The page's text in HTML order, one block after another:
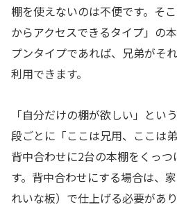
棚を使えないのは不便です。そ
からアクセスできるタイプ」の
プンタイプであれば、兄弟がそ
利用できます。
「自分だけの棚が欲しい」とい
段ごとに「ここは兄用、ここは
背中合わせに2台の本棚をくっ
す。背中合わせにする場合は、
れいな板）で仕上げる必要があり